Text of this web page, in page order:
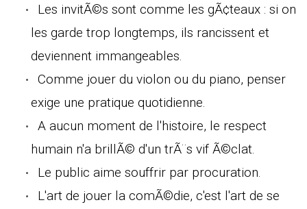
Les invitÃ©s sont comme les gÃ¢teaux : si on
les garde trop longtemps, ils rancissent et
deviennent immangeables.
Comme jouer du violon ou du piano, penser
exige une pratique quotidienne.
A aucun moment de l'histoire, le respect
humain n'a brillÃ© d'un trÃ¨s vif Ã©clat.
Le public aime souffrir par procuration.
L'art de jouer la comÃ©die, c'est l'art de se